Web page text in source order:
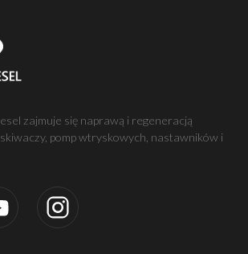
zajmuje się naprawą i regeneracją
pomp wtryskowych, nastawników i